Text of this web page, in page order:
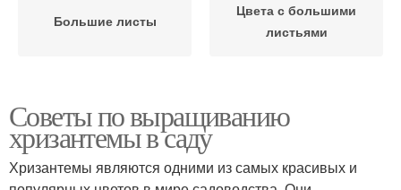
Большие листы
Цвета с большими
листьями
Советы по выращиванию
хризантемы в саду
Хризантемы являются одними из самых красивых и